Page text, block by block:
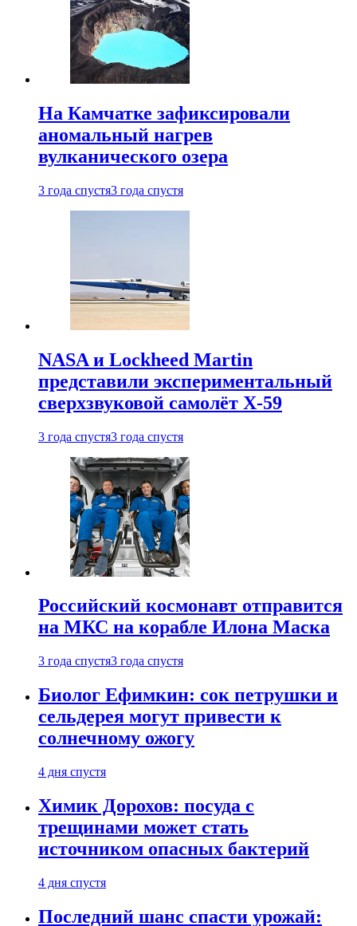
На Камчатке зафиксировали
аномальный нагрев
вулканического озера
3 года спустя3 года спустя
NASA и Lockheed Martin
представили экспериментальный
сверхзвуковой самолёт X-59
3 года спустя3 года спустя
Российский космонавт отправится
на МКС на корабле Илона Маска
3 года спустя3 года спустя
Биолог Ефимкин: сок петрушки и
сельдерея могут привести к
солнечному ожогу
4 дня спустя
Химик Дорохов: посуда с
трещинами может стать
источником опасных бактерий
4 дня спустя
Последний шанс спасти урожай: